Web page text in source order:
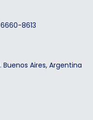
8613
Aires, Argentina